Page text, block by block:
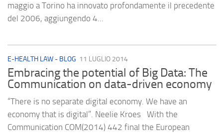
maggio a Torino ha innovato profondamente il precedente
del 2006, aggiungendo 4...
E-HEALTH LAW - BLOG 11 LUGLIO 2014
Embracing the potential of Big Data: The
Communication on data-driven economy
“There is no separate digital economy. We have an
economy that is digital”. Neelie Kroes With the
Communication COM(2014) 442 final the European